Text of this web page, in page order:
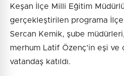
Keşan İlçe Milli Eğitim
gerçekleştirilen programa
Sercan Kemik, şube
merhum Latif Özenç'in eşi ve
vatandaş katıldı.